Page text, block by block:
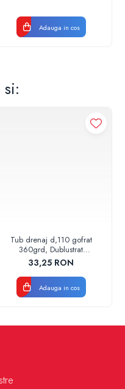
Adauga in cos
Tub drenaj d,110 gofrat
360grd, Dublustrat
verde/negru 110152 Drainkit
33,25 RON
Adauga in cos